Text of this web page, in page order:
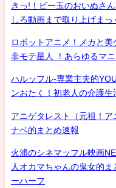
きっ!！ビー玉のおいぬさ
しろ動画まで取り上げまっ
ロボットアニメ！メカと
非モテ星人 ！あらゆるマ
ハルッフル-専業主夫的
ンおたく！初老人の介護生
アニゲタレスト（元祖！
ナベ的まとめ速報
火浦のシネマッフル映画
人オカマちゃんの鬼女的
ーハーフ